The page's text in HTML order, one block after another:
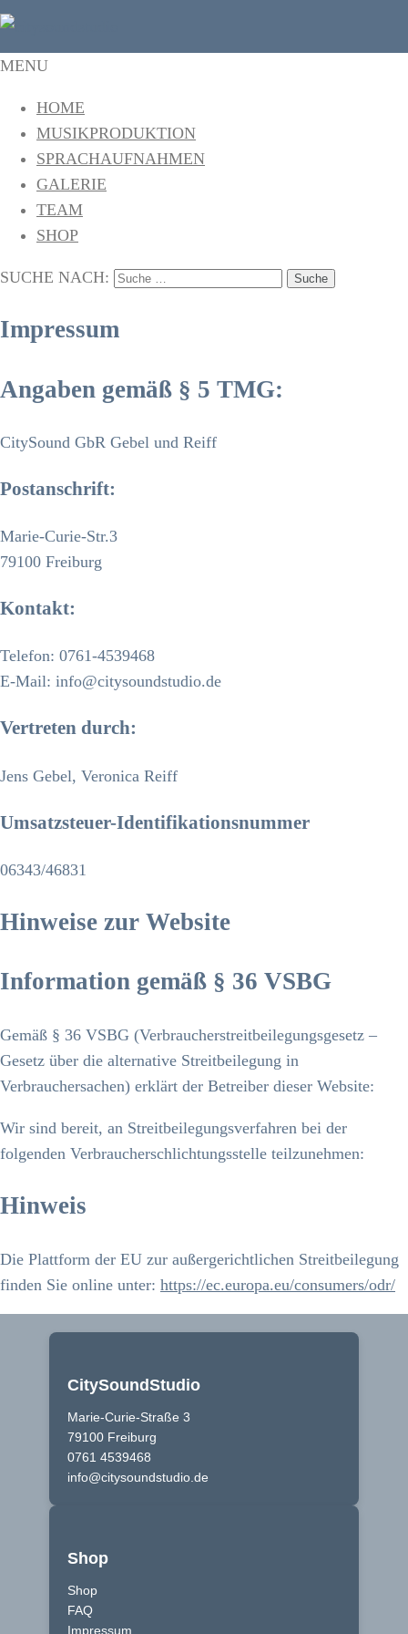
citysoundstudio
Das Tonstudio in Freiburg
MENU
HOME
MUSIKPRODUKTION
SPRACHAUFNAHMEN
GALERIE
TEAM
SHOP
SUCHE NACH:
Impressum
Angaben gemäß § 5 TMG:
CitySound GbR Gebel und Reiff
Postanschrift:
Marie-Curie-Str.3
79100 Freiburg
Kontakt:
Telefon: 0761-4539468
E-Mail: info@citysoundstudio.de
Vertreten durch:
Jens Gebel, Veronica Reiff
Umsatzsteuer-Identifikationsnummer
06343/46831
Hinweise zur Website
Information gemäß § 36 VSBG
Gemäß § 36 VSBG (Verbraucherstreitbeilegungsgesetz –
Gesetz über die alternative Streitbeilegung in
Verbrauchersachen) erklärt der Betreiber dieser Website:
Wir sind bereit, an Streitbeilegungsverfahren bei der
folgenden Verbraucherschlichtungsstelle teilzunehmen:
Hinweis
Die Plattform der EU zur außergerichtlichen Streitbeilegung
finden Sie online unter: https://ec.europa.eu/consumers/odr/
CitySoundStudio
Marie-Curie-Straße 3
79100 Freiburg
0761 4539468
info@citysoundstudio.de
Shop
Shop
FAQ
Impressum